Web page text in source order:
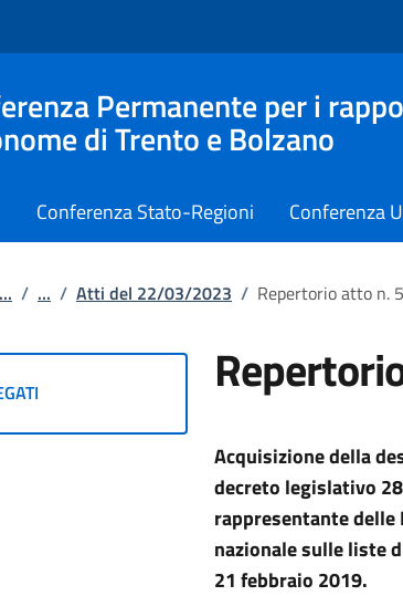
Permanente per i
di Trento e Bolzano
Conferenza Stato-Regioni Conferenza
... / ... / Atti del 22/03/2023 / Repertorio atto n.
Acquisizione della
decreto legislativo
rappresentante delle
nazionale sulle liste
21 febbraio 2019.